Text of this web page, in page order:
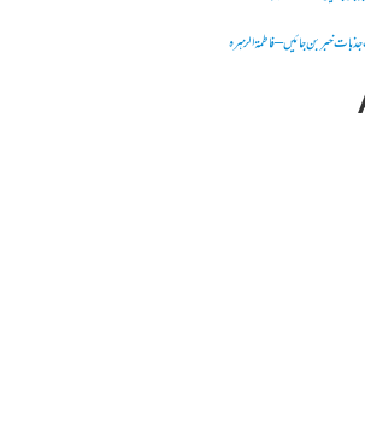
خبر بن جائیں – فاطمۃالزہرہ